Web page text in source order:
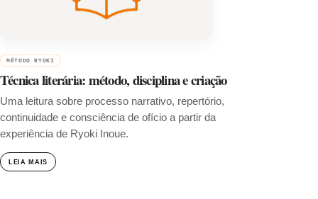
MÉTODO RYOKI
Técnica literária: método, disciplina e criação
Uma leitura sobre processo narrativo, repertório,
continuidade e consciência de ofício a partir da
experiência de Ryoki Inoue.
LEIA MAIS